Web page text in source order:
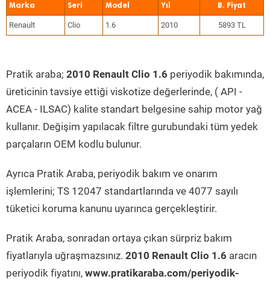
Marka Seri Model Yıl
Renault Clio 1.6 2010 5893 TL
Pratik araba; 2010 Renault Clio 1.6 periyodik bakımında,
üreticinin tavsiye ettiği viskotize değerlerinde, ( API -
ACEA - ILSAC) kalite standart belgesine sahip motor yağ
kullanır. Değişim yapılacak filtre gurubundaki tüm yedek
parçaların OEM kodlu bulunur.
Ayrıca Pratik Araba, periyodik bakım ve onarım
işlemlerini; TS 12047 standartlarında ve 4077 sayılı
tüketici koruma kanunu uyarınca gerçekleştirir.
Pratik Araba, sonradan ortaya çıkan sürpriz bakım
fiyatlarıyla uğraşmazsınız. 2010 Renault Clio 1.6 aracın
periyodik fiyatını, www.pratikaraba.com/periyodik-